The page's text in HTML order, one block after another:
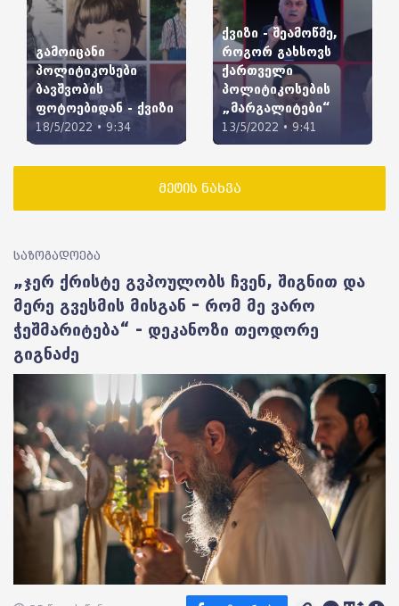
გამოიცანი
პოლიტიკოსები
ბავშვობის
ფოტოებიდან - ქვიზი
18/5/2022 • 9:34
ქვიზი - შეამოწმე,
როგორ გახსოვს
ქართველი
პოლიტიკოსების
„მარგალიტები“
13/5/2022 • 9:41
მეტის ნახვა
საზოგადოება
„ჯერ ქრისტე გვპოულობს ჩვენ, შიგნით და
მერე გვესმის მისგან – რომ მე ვარო
ჭეშმარიტება“ - დეკანოზი თეოდორე
გიგნაძე